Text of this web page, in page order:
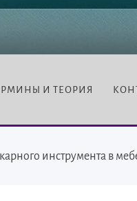
И ТЕОРИЯ
инструмента в